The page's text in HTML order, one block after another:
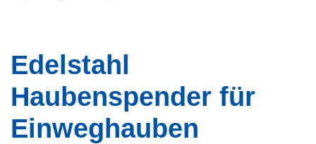
Edelstahl
Haubenspender für
Einweghauben